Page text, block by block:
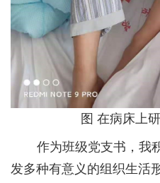
图 在病床上
作为班级党支书，我
发多种有意义的组织生活